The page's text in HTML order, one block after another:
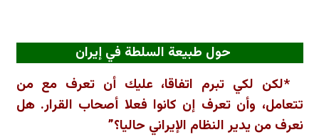
حول طبيعة السلطة في إيران
*لكن لكي تبرم اتفاقا، عليك أن تعرف مع من
تتعامل، وأن تعرف إن كانوا فعلا أصحاب القرار. هل
نعرف من يدير النظام الإيراني حاليا؟”